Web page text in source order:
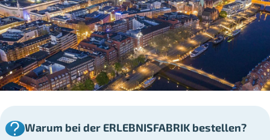
Warum bei der ERLEBNISFABRIK bestellen?